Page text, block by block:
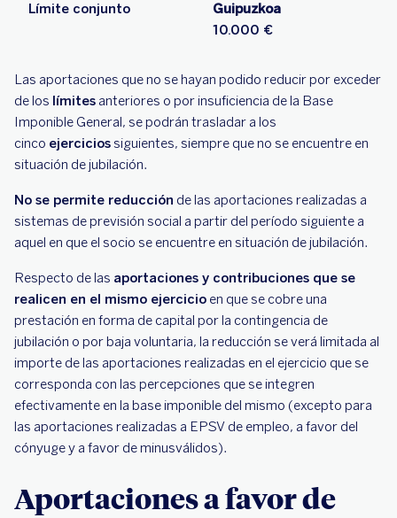
Límite conjunto
Guipuzkoa
10.000 €
Las aportaciones que no se hayan podido reducir por exceder
de los límites anteriores o por insuficiencia de la Base
Imponible General, se podrán trasladar a los
cinco ejerciciossiguientes, siempre que no se encuentre en
situación de jubilación.
No se permite reducción de las aportaciones realizadas a
sistemas de previsión social a partir del período siguiente a
aquel en que el socio se encuentre en situación de jubilación.
Respecto de las aportaciones y contribuciones que se
realicen en el mismo ejercicio en que se cobre una
prestación en forma de capital por la contingencia de
jubilación o por baja voluntaria, la reducción se verá limitada al
importe de las aportaciones realizadas en el ejercicio que se
corresponda con las percepciones que se integren
efectivamente en la base imponible del mismo (excepto para
las aportaciones realizadas a EPSV de empleo, a favor del
cónyuge y a favor de minusválidos).
Aportaciones a favor de